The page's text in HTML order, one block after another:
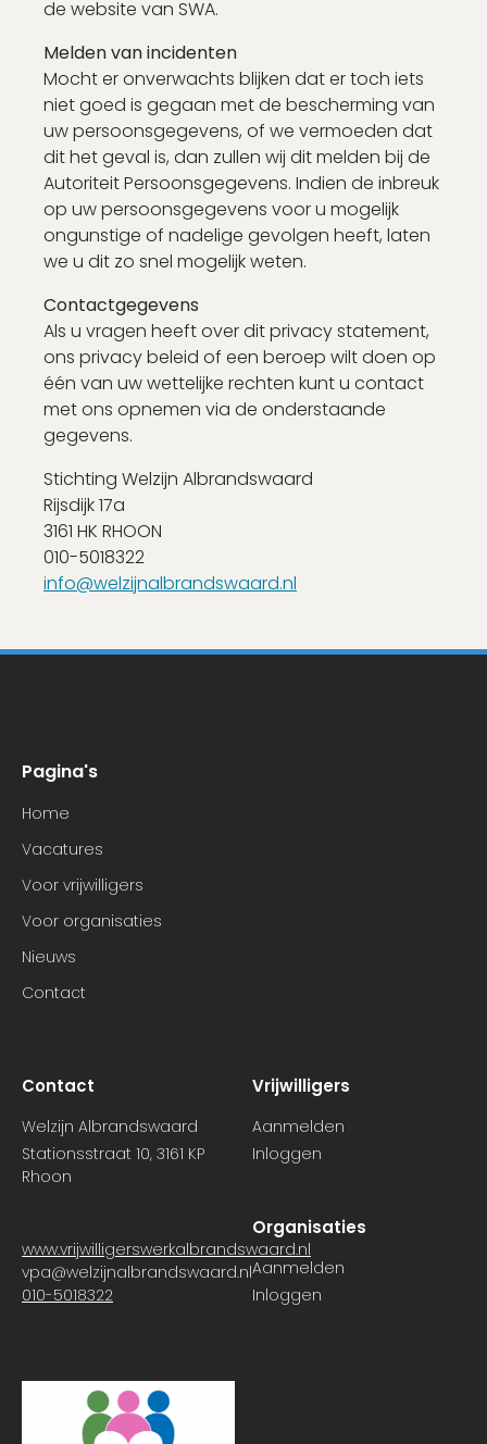
de website van SWA.
Melden van incidenten
Mocht er onverwachts blijken dat er toch iets
niet goed is gegaan met de bescherming van
uw persoonsgegevens, of we vermoeden dat
dit het geval is, dan zullen wij dit melden bij de
Autoriteit Persoonsgegevens. Indien de inbreuk
op uw persoonsgegevens voor u mogelijk
ongunstige of nadelige gevolgen heeft, laten
we u dit zo snel mogelijk weten.
Contactgegevens
Als u vragen heeft over dit privacy statement,
ons privacy beleid of een beroep wilt doen op
één van uw wettelijke rechten kunt u contact
met ons opnemen via de onderstaande
gegevens.
Stichting Welzijn Albrandswaard
Rijsdijk 17a
3161 HK RHOON
010-5018322
info@welzijnalbrandswaard.nl
Pagina's
Home
Vacatures
Voor vrijwilligers
Voor organisaties
Nieuws
Contact
Contact
Welzijn Albrandswaard
Stationsstraat 10, 3161 KP
Rhoon
www.vrijwilligerswerkalbrandswaard.nl
vpa@welzijnalbrandswaard.nl
010-5018322
Vrijwilligers
Aanmelden
Inloggen
Organisaties
Aanmelden
Inloggen